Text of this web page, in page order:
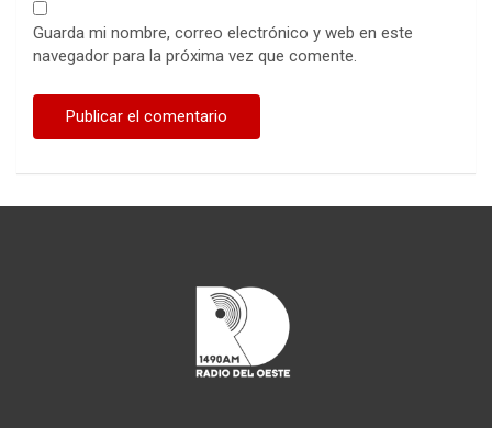
Guarda mi nombre, correo electrónico y web en este
navegador para la próxima vez que comente.